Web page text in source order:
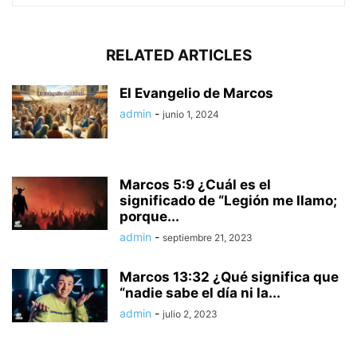
RELATED ARTICLES
El Evangelio de Marcos
admin - junio 1, 2024
Marcos 5:9 ¿Cuál es el
significado de “Legión me llamo;
porque...
admin - septiembre 21, 2023
Marcos 13:32 ¿Qué significa que
“nadie sabe el día ni la...
admin - julio 2, 2023